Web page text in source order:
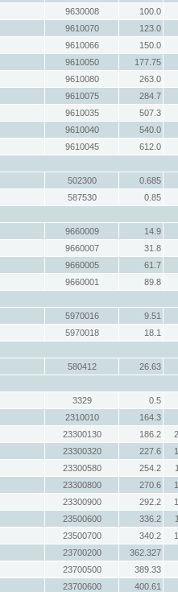
9630008
100.0
9610070
123.0
9610066
150.0
9610050
177.75
9610080
263.0
9610075
284.7
9610035
507.3
9610040
540.0
9610045
612.0
502300
0.685
587530
0.85
9660009
14.9
9660007
31.8
9660005
61.7
9660001
89.8
5970016
9.51
5970018
18.1
580412
26.63
3329
0.5
2310010
164.3
23300130 186.2
23300320 227.6
23300580 254.2
23300800 270.6
23300900 292.2
23500600 336.2
23500700 340.2
23700200
362.327
23700500
389.33
23700600
400.61